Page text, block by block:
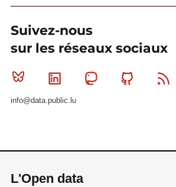
Suivez-nous
sur les réseaux sociaux
Bluesky Linkedin MastodonGithub
info@data.public.lu
L'Open data